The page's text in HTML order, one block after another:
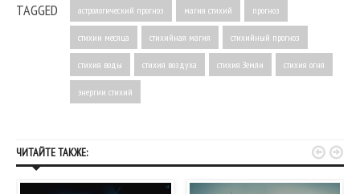
TAGGED астрологический прогноз магия стихий прогноз
стихии месяца стихийная магия стихийный прогноз
стихия воды стихия воздуха стихия Земли стихия огня
энергии стихий
ЧИТАЙТЕ ТАКЖЕ:  